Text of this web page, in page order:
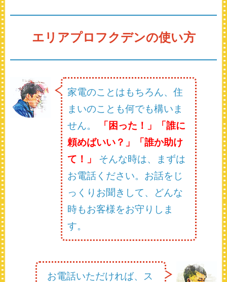
エリアプロフクデンの使い方
家電のことはもちろん、住
まいのことも何でも構いま
せん。
「困った！」「誰に
頼めばいい？」「誰か助け
て！」
そんな時は、まずは
お電話ください。お話をじ
っくりお聞きして、どんな
時もお客様をお守りしま
す。
お電話いただければ、ス